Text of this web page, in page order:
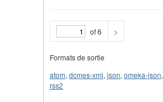
of 6 >
Formats de sortie
atom, dcmes-xml, json, omeka-json,
rss2